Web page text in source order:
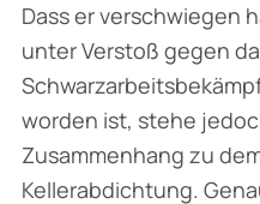
Dass er verschwiegen
unter Verstoß gegen
worden ist, stehe
Zusammenhang zu
Kellerabdichtung.